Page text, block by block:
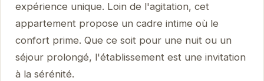
expérience unique. Loin de l'agitation, cet
appartement propose un cadre intime où le
confort prime. Que ce soit pour une nuit ou un
séjour prolongé, l'établissement est une invitation
à la sérénité.